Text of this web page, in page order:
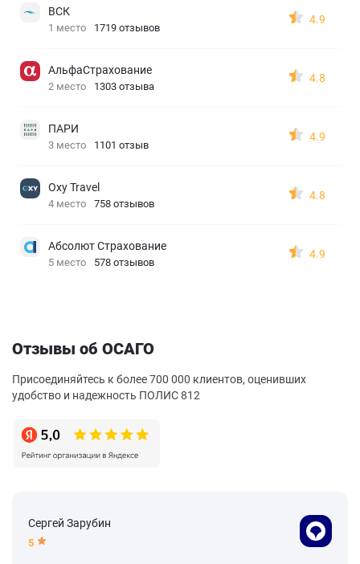
ВСК
1 место 1719 отзывов
4.9
АльфаСтрахование
2 место 1303 отзыва
4.8
ПАРИ
3 место 1101 отзыв
4.9
Oxy Travel
4 место 758 отзывов
4.8
Абсолют Страхование
5 место 578 отзывов
4.9
Отзывы об ОСАГО
Присоединяйтесь к более 700 000 клиентов, оценивших
удобство и надежность ПОЛИС 812
Сергей Зарубин
5